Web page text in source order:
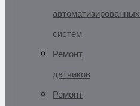
автоматизированных
систем
Ремонт
датчиков
Ремонт